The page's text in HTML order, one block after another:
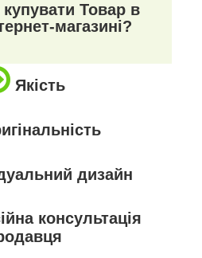
Товар в
магазині?
Якість
дизайн
консультація